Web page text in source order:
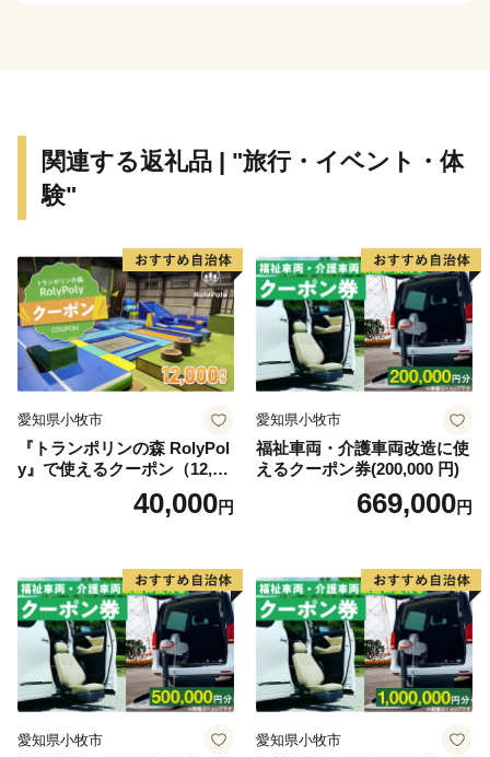
= = = = = = = = = = = = = = =
■藤井寺市ふるさとまちづくり応援寄附について
ご支援いただいた方に、感謝の気持ちを込めてお礼の品
をお贈りしています。
寄附金額によって内容が異なりますので、下記をご確認
ください。
※お礼の品のお届けには1～3ヶ月程度かかることがあり
をいただいた場合には、お礼の品としてご希望に応じ特
産品を贈呈します。
※お礼の品の写真はイメージです。
関連する返礼品 | "旅行・イベント・体
験"
愛知県小牧市
『トランポリンの森 RolyPol
y』で使えるクーポン（12,00
40,000円
愛知県小牧市
福祉車両・介護車両改造に使
えるクーポン券(200,000 円)
669,000円
愛知県小牧市 愛知県小牧市